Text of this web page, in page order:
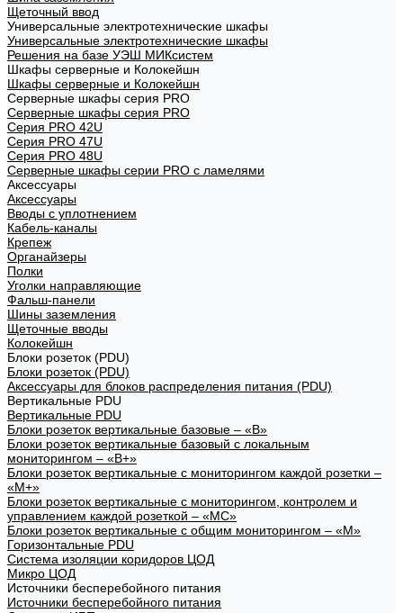
Щеточный ввод
Универсальные электротехнические шкафы
Универсальные электротехнические шкафы
Решения на базе УЭШ МИКсистем
Шкафы серверные и Колокейшн
Шкафы серверные и Колокейшн
Серверные шкафы серия PRO
Серверные шкафы серия PRO
Серия PRO 42U
Серия PRO 47U
Серия PRO 48U
Серверные шкафы серии PRO с ламелями
Аксессуары
Аксессуары
Вводы с уплотнением
Кабель-каналы
Крепеж
Органайзеры
Полки
Уголки направляющие
Фальш-панели
Шины заземления
Щеточные вводы
Колокейшн
Блоки розеток (PDU)
Блоки розеток (PDU)
Аксессуары для блоков распределения питания (PDU)
Вертикальные PDU
Вертикальные PDU
Блоки розеток вертикальные базовые – «В»
Блоки розеток вертикальные базовый с локальным
мониторингом – «В+»
Блоки розеток вертикальные с мониторингом каждой розетки –
«М+»
Блоки розеток вертикальные с мониторингом, контролем и
управлением каждой розеткой – «МС»
Блоки розеток вертикальные с общим мониторингом – «М»
Горизонтальные PDU
Система изоляции коридоров ЦОД
Микро ЦОД
Источники бесперебойного питания
Источники бесперебойного питания